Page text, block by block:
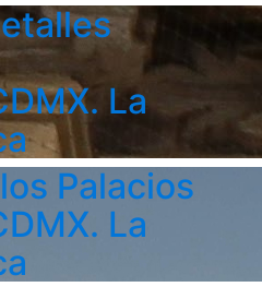
La
Palacios
La